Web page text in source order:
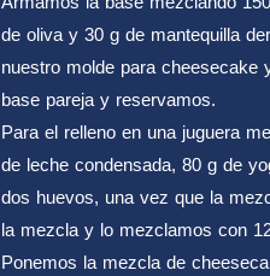
de oliva y 30 g de mantequilla
nuestro molde para cheesecake
base pareja y reservamos.
Para el relleno en una juguera
de leche condensada, 80 g de
dos huevos, una vez que la
la mezcla y lo mezclamos con
Ponemos la mezcla de